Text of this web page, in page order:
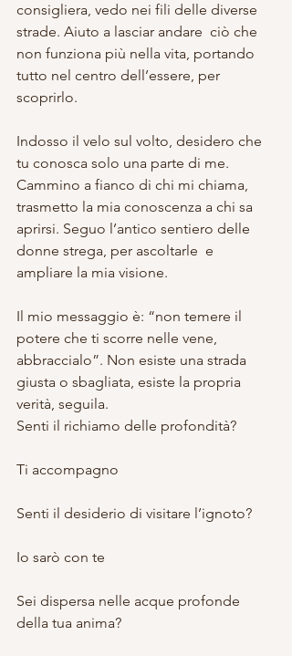
consigliera, vedo nei fili delle diverse
strade. Aiuto a lasciar andare  ciò che
non funziona più nella vita, portando
tutto nel centro dell’essere, per
scoprirlo.
Indosso il velo sul volto, desidero che
tu conosca solo una parte di me.
Cammino a fianco di chi mi chiama,
trasmetto la mia conoscenza a chi sa
aprirsi. Seguo l’antico sentiero delle
donne strega, per ascoltarle  e
ampliare la mia visione.
Il mio messaggio è: “non temere il
potere che ti scorre nelle vene,
abbraccialo”. Non esiste una strada
giusta o sbagliata, esiste la propria
verità, seguila.
Senti il richiamo delle profondità?
Ti accompagno
Senti il desiderio di visitare l’ignoto?
Io sarò con te
Sei dispersa nelle acque profonde
della tua anima?